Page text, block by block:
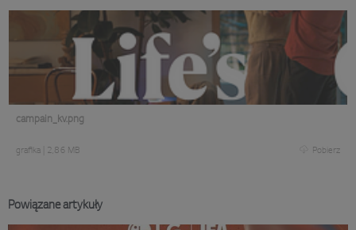
campain_kv.png
grafika 2,86 MB Pobierz
Powiązane artykuły